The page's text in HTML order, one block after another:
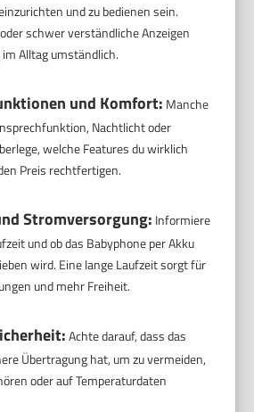
und zu bedienen sein.
schwer verständliche Anzeigen
Alltag umständlich.
und Komfort: Manche
Nachtlicht oder
welche Features du wirklich
Preis rechtfertigen.
Stromversorgung: Informiere
und ob das Babyphone per Akku
wird. Eine lange Laufzeit sorgt für
und mehr Freiheit.
Achte darauf, dass das
Übertragung hat, um zu vermeiden,
oder auf Temperaturdaten